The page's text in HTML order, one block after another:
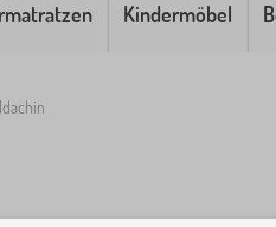
Kindermöbel